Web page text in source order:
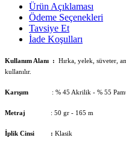
Ürün Açıklaması
Ödeme Seçenekleri
Tavsiye Et
İade Koşulları
Kullanım Alanı : Hırka, yelek, süveter,
kullanılır.
Karışım : % 45 Akrilik - % 55
Metraj : 50 gr - 165 m
İplik Cinsi : Klasik